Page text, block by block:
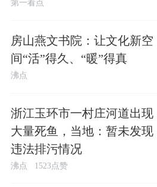
第一看点
房山燕文书院：让文化新空
间“活”得久、“暖”得真
沸点
浙江玉环市一村庄河道出现
大量死鱼，当地：暂未发现
违法排污情况
沸点 1523点赞